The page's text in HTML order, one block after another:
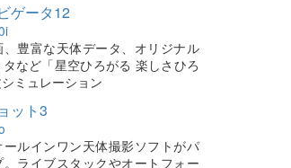
ゲータ12
、豊富な天体データ、オリジナル
など「星空ひろがる 楽しさひろ
ミュレーション
ット3
ルインワン天体撮影ソフトがパ
。ライブスタックやオートフォー